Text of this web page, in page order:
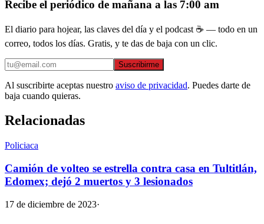
Recibe el periódico de mañana a las 7:00 am
El diario para hojear, las claves del día y el podcast ☕ — todo en un
correo, todos los días. Gratis, y te das de baja con un clic.
Suscribirme
Al suscribirte aceptas nuestro aviso de privacidad. Puedes darte de
baja cuando quieras.
Relacionadas
Policiaca
Camión de volteo se estrella contra casa en Tultitlán,
Edomex; dejó 2 muertos y 3 lesionados
17 de diciembre de 2023·